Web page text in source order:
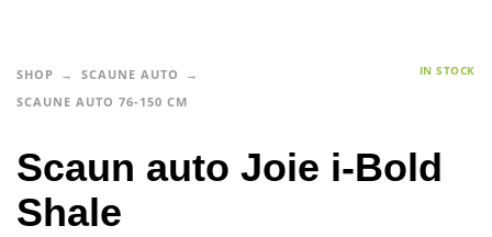
SHOP
SCAUNE AUTO
SCAUNE AUTO 76-150 CM
IN STOCK
Scaun auto Joie i-Bold
Shale